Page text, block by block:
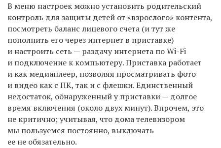
В меню настроек можно установить родительский
контроль для защиты детей от «взрослого» контента,
посмотреть баланс лицевого счета (и тут же
пополнить егочерез интернет в приставке)
и настроить сеть — раздачу интернета поWi-Fi
и подключение к компьютеру.Приставка работает
и как медиаплеер, позволяя просматривать фото
и видео как с ПК, так и с флешки. Единственный
недостаток, обнаруженный у приставки — долгое
время включения (около двух минут). Впрочем, это
не критично; учитывая, что дома телевизором
мы пользуемся постоянно, выключать
ее не обязательно.